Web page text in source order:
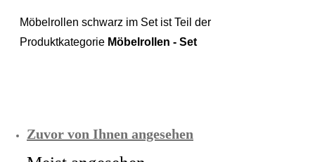
Möbelrollen schwarz im Set ist Teil der
Produktkategorie Möbelrollen - Set
Zuvor von Ihnen angesehen